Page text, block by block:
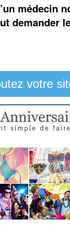
médecin
demander
votre